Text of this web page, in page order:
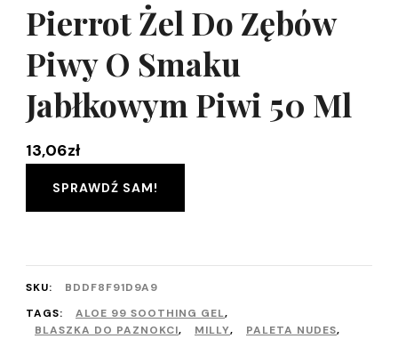
Pierrot Żel Do Zębów
Piwy O Smaku
Jabłkowym Piwi 50 Ml
13,06zł
SPRAWDŹ SAM!
SKU:
BDDF8F91D9A9
TAGS:
ALOE 99 SOOTHING GEL,
BLASZKA DO PAZNOKCI, MILLY, PALETA NUDES,